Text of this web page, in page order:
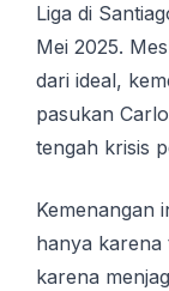
Liga dі
Mei 2025.
dari ideal,
pasukan
tengah krisis
Kemenangan
hanya karena
karena